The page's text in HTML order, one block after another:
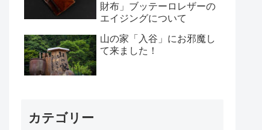
財布」ブッテーロレザーの
エイジングについて
山の家「入谷」にお邪魔し
て来ました！
カテゴリー